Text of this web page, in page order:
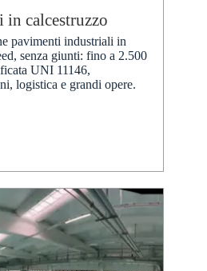
calcestruzzo
pavimenti industriali in
senza giunti: fino a 2.500
UNI 11146,
logistica e grandi opere.